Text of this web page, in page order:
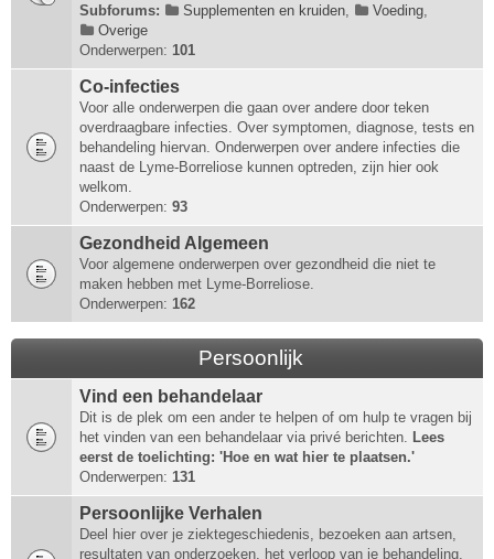
Subforums:
Supplementen en kruiden, Voeding,
Overige
Onderwerpen: 101
Co-infecties
Voor alle onderwerpen die gaan over andere door teken
overdraagbare infecties. Over symptomen, diagnose, tests en
behandeling hiervan. Onderwerpen over andere infecties die
naast de Lyme-Borreliose kunnen optreden, zijn hier ook
welkom.
Onderwerpen: 93
Gezondheid Algemeen
Voor algemene onderwerpen over gezondheid die niet te
maken hebben met Lyme-Borreliose.
Onderwerpen: 162
Persoonlijk
Vind een behandelaar
Dit is de plek om een ander te helpen of om hulp te vragen bij
het vinden van een behandelaar via privé berichten. Lees
eerst de toelichting: 'Hoe en wat hier te plaatsen.'
Onderwerpen: 131
Persoonlijke Verhalen
Deel hier over je ziektegeschiedenis, bezoeken aan artsen,
resultaten van onderzoeken, het verloop van je behandeling,